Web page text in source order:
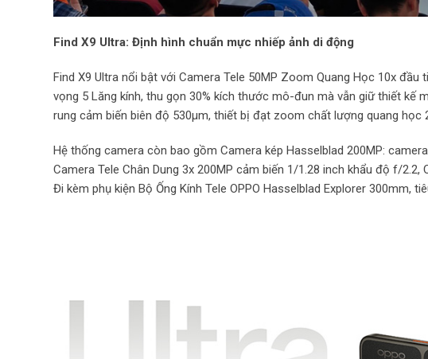
Find X9 Ultra: Định hình chuẩn mực nhiếp ảnh di động
Find X9 Ultra nổi bật với Camera Tele 50MP Zoom Quang Học 10x
vọng 5 Lăng kính, thu gọn 30% kích thước mô-đun mà vẫn giữ thiết kế
rung cảm biến biên độ 530μm, thiết bị đạt zoom chất lượng quang học
Hệ thống camera còn bao gồm Camera kép Hasselblad 200MP:
Camera Tele Chân Dung 3x 200MP cảm biến 1/1.28 inch khẩu độ f/
Đi kèm phụ kiện Bộ Ống Kính Tele OPPO Hasselblad Explorer